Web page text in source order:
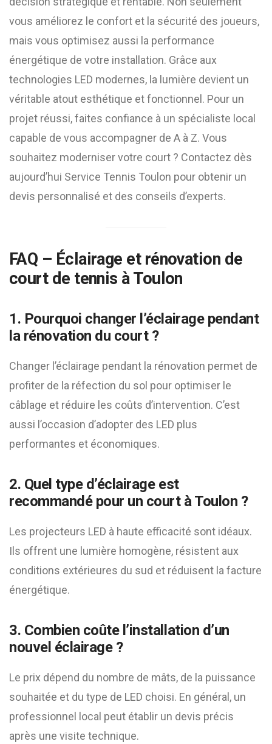
vous améliorez le confort et la sécurité des joueurs,
mais vous optimisez aussi la performance
énergétique de votre installation. Grâce aux
technologies LED modernes, la lumière devient un
véritable atout esthétique et fonctionnel. Pour un
projet réussi, faites confiance à un spécialiste local
capable de vous accompagner de A à Z. Vous
souhaitez moderniser votre court ? Contactez dès
aujourd’hui Service Tennis Toulon pour obtenir un
devis personnalisé et des conseils d’experts.
FAQ – Éclairage et rénovation de
court de tennis à Toulon
1. Pourquoi changer l’éclairage pendant
la rénovation du court ?
Changer l’éclairage pendant la rénovation permet de
profiter de la réfection du sol pour optimiser le
câblage et réduire les coûts d’intervention. C’est
aussi l’occasion d’adopter des LED plus
performantes et économiques.
2. Quel type d’éclairage est
recommandé pour un court à Toulon ?
Les projecteurs LED à haute efficacité sont idéaux.
Ils offrent une lumière homogène, résistent aux
conditions extérieures du sud et réduisent la facture
énergétique.
3. Combien coûte l’installation d’un
nouvel éclairage ?
Le prix dépend du nombre de mâts, de la puissance
souhaitée et du type de LED choisi. En général, un
professionnel local peut établir un devis précis
après une visite technique.